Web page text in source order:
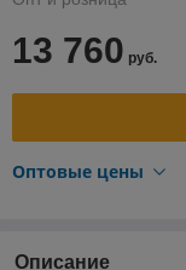
13 760 руб.
Оптовые цены
Описание